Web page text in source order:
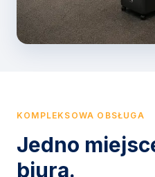
KOMPLEKSOWA OBSŁUGA
Jedno
biura.